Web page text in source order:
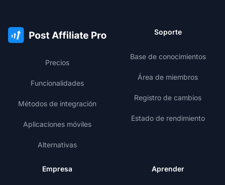
Precios
Funcionalidades
Métodos de integración
Aplicaciones móviles
Alternativas
Soporte
Base de conocimientos
Área de miembros
Registro de cambios
Estado de rendimiento
Empresa Aprender